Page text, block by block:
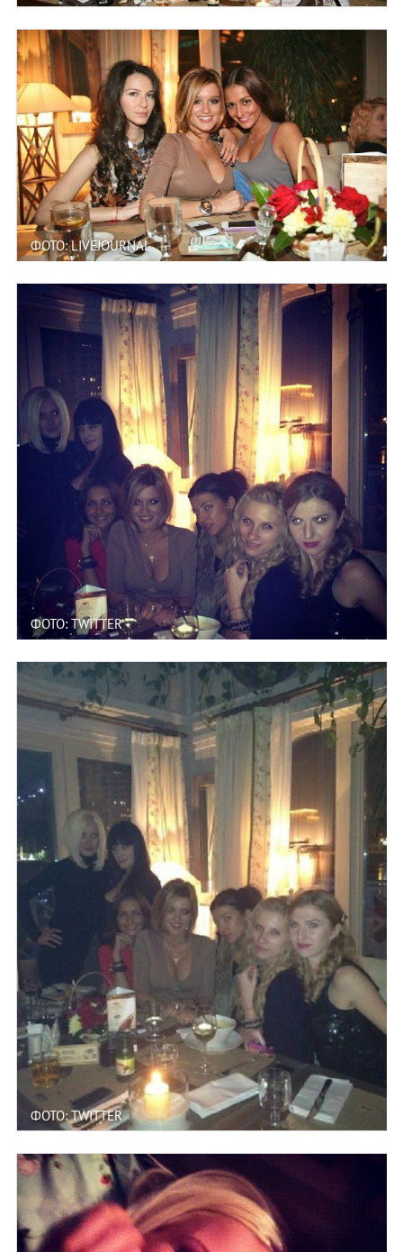
ФОТО: LIVEJOURNAL
ФОТО: TWITTER
ФОТО: TWITTER